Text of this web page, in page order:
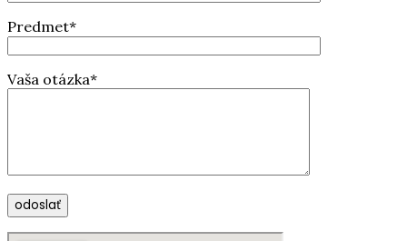
Predmet*
Vaša otázka*